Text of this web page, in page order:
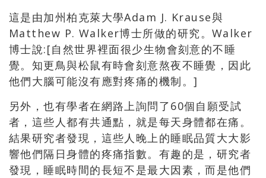
這是由加州柏克萊大學Adam J. Krause與
Matthew P. Walker博士所做的研究。Walker
博士說:[自然世界裡面很少生物會刻意的不睡
覺。知更鳥與松鼠有時會刻意熬夜不睡覺，因此
他們大腦可能沒有應對疼痛的機制。]
另外，也有學者在網路上詢問了60個自願受試
者，這些人都有共通點，就是每天身體都在痛。
結果研究者發現，這些人晚上的睡眠品質大大影
響他們隔日身體的疼痛指數。有趣的是，研究者
發現，睡眠時間的長短不是最大因素，而是他們